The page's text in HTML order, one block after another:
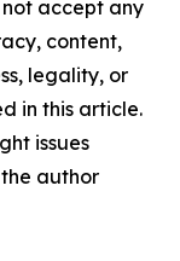
accept any
content,
legality, or
in this article.
issues
author